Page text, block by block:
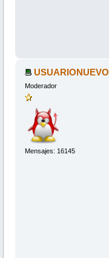
USUARIONUEVO
Moderador
Mensajes: 16145